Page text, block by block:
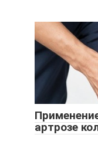
артрозе